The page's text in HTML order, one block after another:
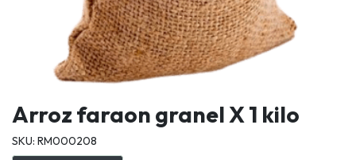
Arroz faraon granel X 1 kilo
SKU: RM000208